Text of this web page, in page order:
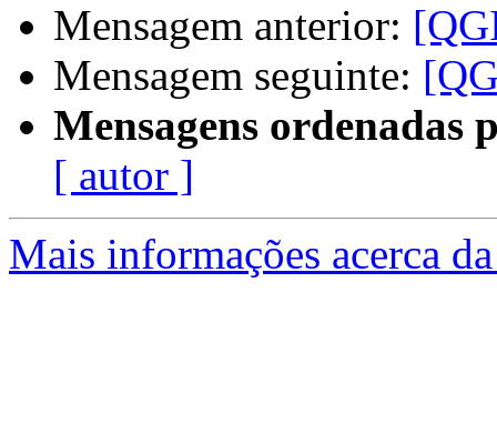
Mensagem anterior:
Mensagem seguinte:
Mensagens ordenadas
[ autor ]
Mais informações acerca